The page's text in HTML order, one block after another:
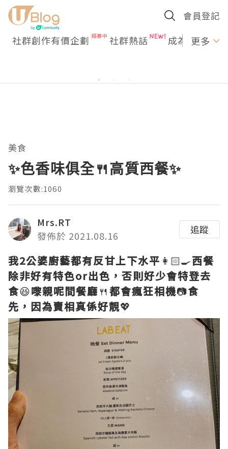
會員登記
社群創作有價企劃 社群熱話 成為U更多
美食
✨色香味俱全🍴高質西餐✨
瀏覽次數:1060
Mrs.RT
發佈於 2021.08.16
追蹤
我2公婆廚藝都有反甘上下水平 👩🏻‍🍳西餐
除非好有特色or出色，否則好少會特登去
食😆嚟親呢間餐廳🍴都會瘋狂相機📷食
先，因為賣相真係好靚💖